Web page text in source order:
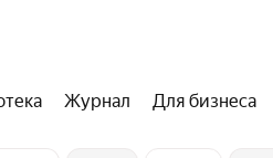
Журнал Для бизнеса